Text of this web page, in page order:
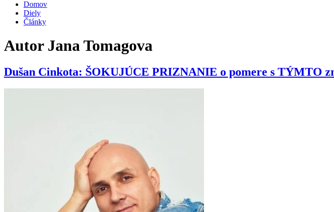
Domov
Diely
Články
Autor Jana Tomagova
Dušan Cinkota: ŠOKUJÚCE PRIZNANIE o pomere s TÝMTO